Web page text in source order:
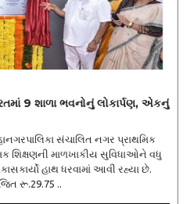
9 શાળા ભવનોનું લોકાર્પણ, એકનું
શિક્ષણની માળખાકીય સુવિધાઓને વધુ
હાથ ધરવામાં આવી રહ્યા છે.
રૂ.29.75 ..